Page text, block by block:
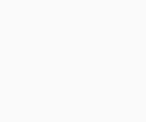
مهمانان هتل را بر طرف کند